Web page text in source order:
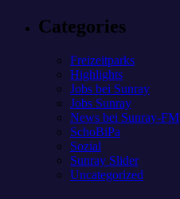
Categories
Freizeitparks
Highlights
Jobs bei Sunray
Jobs Sunray
News bei Sunray-FM
SchoBiPa
Sozial
Sunray Slider
Uncategorized